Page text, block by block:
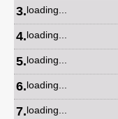
3.loading...
4.loading...
5.loading...
6.loading...
7.loading...